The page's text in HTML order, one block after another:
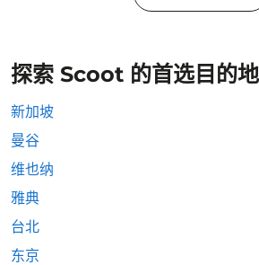
探索 Scoot 的首选目的地
新加坡
曼谷
维也纳
雅典
台北
东京